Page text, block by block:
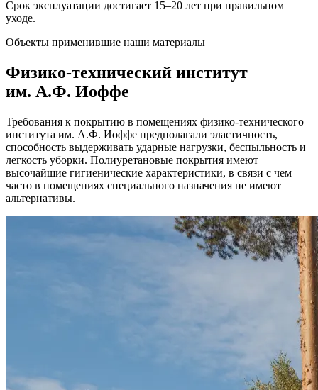
Срок эксплуатации достигает 15–20 лет при правильном
уходе.
Объекты применившие наши материалы
Физико-технический институт
им. А.Ф. Иоффе
Требования к покрытию в помещениях физико-технического
института им. А.Ф. Иоффе предполагали эластичность,
способность выдерживать ударные нагрузки, беспыльность и
легкость уборки. Полиуретановые покрытия имеют
высочайшие гигиенические характеристики, в связи с чем
часто в помещениях специального назначения не имеют
альтернативы.